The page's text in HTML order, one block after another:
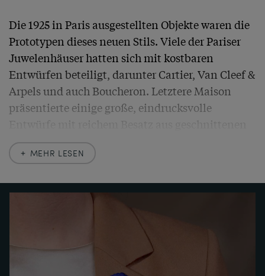
Die 1925 in Paris ausgestellten Objekte waren die
Prototypen dieses neuen Stils. Viele der Pariser
Juwelenhäuser hatten sich mit kostbaren
Entwürfen beteiligt, darunter Cartier, Van Cleef &
Arpels und auch Boucheron. Letztere Maison
präsentierte einige große, eindrucksvolle
die Schmuckstücke speziell für die Ausstellung
leuchtenden Farben und das geometrische
Design machten sie zu einem perfekten Beispiel
Die hier vorliegende Brosche ist nach dem Vorbild
MEHR LESEN